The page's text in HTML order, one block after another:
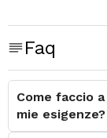
Faq
Come faccio
mie esigenze?